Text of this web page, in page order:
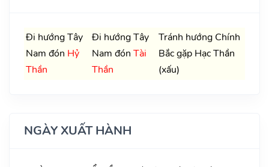
Đi hướng Tây
Nam đón Hỷ
Thần
Đi hướng Tây
Nam đón Tài
Thần
Tránh hướng Chính
Bắc gặp Hạc Thần
(xấu)
NGÀY XUẤT HÀNH